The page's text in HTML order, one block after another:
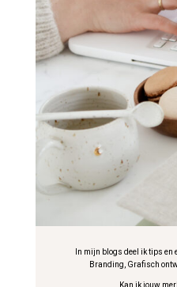
In mijn blogs deel ik tips en
Branding, Grafisch
Kan ik jouw